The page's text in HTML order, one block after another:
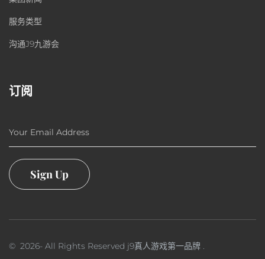
服务类型
沟通J9九游会
订阅
Your Email Address
Sign Up
© 2026- All Rights Reserved j9真人游戏第一品牌 .